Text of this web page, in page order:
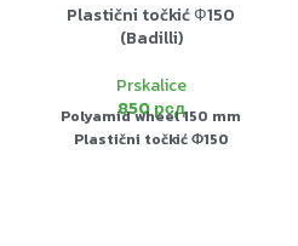
Plastični točkić Ф150
(Badilli)
Prskalice
850рсд
Polyamid wheel 150 mm
Plastični točkić Ф150